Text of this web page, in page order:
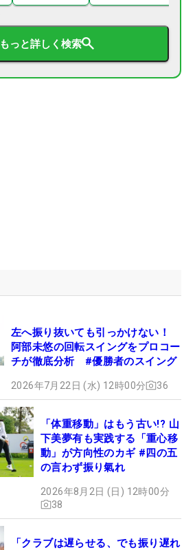
もっと詳しく検索
左へ振り抜いても引っかけない！
阿部未悠の回転スイングをプロコー
チが徹底分析 #優勝者のスイング
2026年7月22日 (水) 12時00分 36
「体重移動」はもう古い!? 山
下美夢有も実践する「重心移
動」が方向性のカギ #四の五
の言わず振り氣れ
2026年8月2日 (日) 12時00分
38
「クラブは遅らせる、でも振り遅れ